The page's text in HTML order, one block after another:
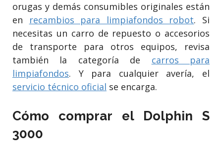
orugas y demás consumibles originales están
en recambios para limpiafondos robot. Si
necesitas un carro de repuesto o accesorios
de transporte para otros equipos, revisa
también la categoría de carros para
limpiafondos. Y para cualquier avería, el
servicio técnico oficial se encarga.
Cómo comprar el Dolphin S
3000